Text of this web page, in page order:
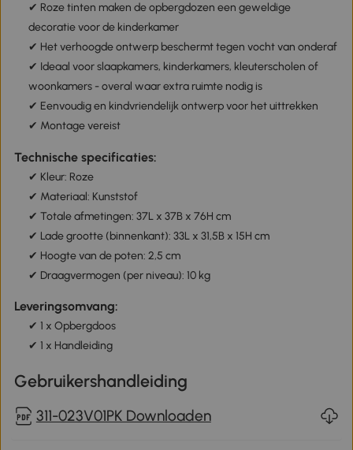
✔ Roze tinten maken de opbergdozen een geweldige
decoratie voor de kinderkamer
✔ Het verhoogde ontwerp beschermt tegen vocht van onderaf
✔ Ideaal voor slaapkamers, kinderkamers, kleuterscholen of
woonkamers - overal waar extra ruimte nodig is
✔ Eenvoudig en kindvriendelijk ontwerp voor het uittrekken
✔ Montage vereist
Technische specificaties:
✔ Kleur: Roze
✔ Materiaal: Kunststof
✔ Totale afmetingen: 37L x 37B x 76H cm
✔ Lade grootte (binnenkant): 33L x 31,5B x 15H cm
✔ Hoogte van de poten: 2,5 cm
✔ Draagvermogen (per niveau): 10 kg
Leveringsomvang:
✔ 1 x Opbergdoos
✔ 1 x Handleiding
Gebruikershandleiding
311-023V01PK Downloaden